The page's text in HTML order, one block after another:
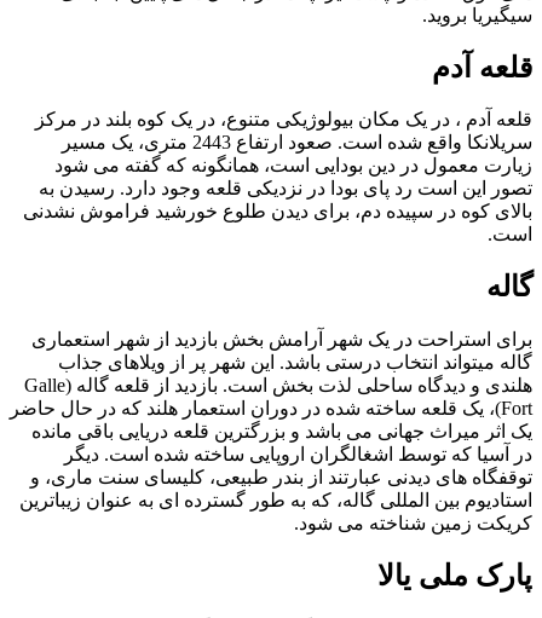
سیگیریا بروید.
قلعه آدم
قلعه آدم ، در یک مکان بیولوژیکی متنوع، در یک کوه بلند در مرکز
سریلانکا واقع شده است. صعود ارتفاع 2443 متری، یک مسیر
زیارت معمول در دین بودایی است، همانگونه که گفته می شود
تصور این است رد پای بودا در نزدیکی قلعه وجود دارد. رسیدن به
بالای کوه در سپیده دم، برای دیدن طلوع خورشید فراموش نشدنی
است.
گاله
برای استراحت در یک شهر آرامش بخش بازدید از شهر استعماری
گاله میتواند انتخاب درستی باشد. این شهر پر از ویلاهای جذاب
هلندی و دیدگاه ساحلی لذت بخش است. بازدید از قلعه گاله (Galle
Fort)، یک قلعه ساخته شده در دوران استعمار هلند که در حال حاضر
یک اثر میراث جهانی می باشد و بزرگترین قلعه دریایی باقی مانده
در آسیا که توسط اشغالگران اروپایی ساخته شده است. دیگر
توقفگاه های دیدنی عبارتند از بندر طبیعی، کلیسای سنت ماری، و
استادیوم بین المللی گاله، که به طور گسترده ای به عنوان زیباترین
کریکت زمین شناخته می شود.
پارک ملی یالا